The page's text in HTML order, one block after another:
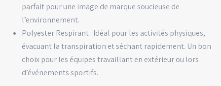
parfait pour une image de marque soucieuse de
l’environnement.
Polyester Respirant : Idéal pour les activités physiques,
évacuant la transpiration et séchant rapidement. Un bon
choix pour les équipes travaillant en extérieur ou lors
d’événements sportifs.